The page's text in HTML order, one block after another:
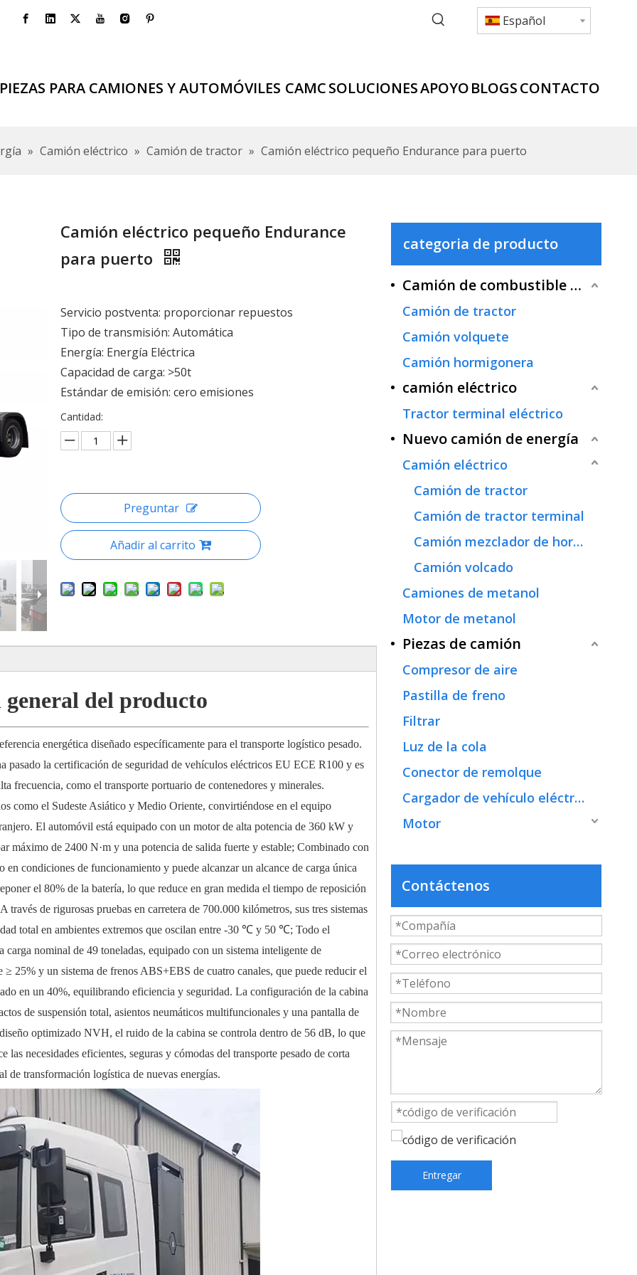
Español
PIEZAS PARA CAMIONES Y AUTOMÓVILES CAMCSOLUCIONESAPOYOBLOGSCONTACTO
» Camión eléctrico » Camión de tractor » Camión eléctrico pequeño Endurance para puerto
Camión eléctrico pequeño Endurance
para puerto
Servicio postventa: proporcionar repuestos
Tipo de transmisión: Automática
Energía: Energía Eléctrica
Capacidad de carga: >50t
Estándar de emisión: cero emisiones
Cantidad:
Preguntar
Añadir al carrito
del producto
energética diseñado específicamente para el transporte logístico pesado.
la certificación de seguridad de vehículos eléctricos EU ECE R100 y es
frecuencia, como el transporte portuario de contenedores y minerales.
como el Sudeste Asiático y Medio Oriente, convirtiéndose en el equipo
El automóvil está equipado con un motor de alta potencia de 360 ​​kW y
máximo de 2400 N·m y una potencia de salida fuerte y estable; Combinado con
condiciones de funcionamiento y puede alcanzar un alcance de carga única
el 80% de la batería, lo que reduce en gran medida el tiempo de reposición
través de rigurosas pruebas en carretera de 700.000 kilómetros, sus tres sistemas
total en ambientes extremos que oscilan entre -30 ℃ y 50 ℃; Todo el
nominal de 49 toneladas, equipado con un sistema inteligente de
25% y un sistema de frenos ABS+EBS de cuatro canales, que puede reducir el
en un 40%, equilibrando eficiencia y seguridad. La configuración de la cabina
de suspensión total, asientos neumáticos multifuncionales y una pantalla de
optimizado NVH, el ruido de la cabina se controla dentro de 56 dB, lo que
necesidades eficientes, seguras y cómodas del transporte pesado de corta
de transformación logística de nuevas energías.
categoria de producto
Camión de combustible tradicional
Camión de tractor
Camión volquete
Camión hormigonera
camión eléctrico
Tractor terminal eléctrico
Nuevo camión de energía
Camión eléctrico
Camión de tractor
Camión de tractor terminal
Camión mezclador de hormigón
Camión volcado
Camiones de metanol
Motor de metanol
Piezas de camión
Compresor de aire
Pastilla de freno
Filtrar
Luz de la cola
Conector de remolque
Cargador de vehículo eléctrico
Motor
Contáctenos
Entregar